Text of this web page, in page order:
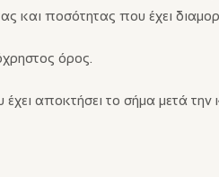
και ποσότητας που έχει
όρος.
αποκτήσει το σήμα μετά την